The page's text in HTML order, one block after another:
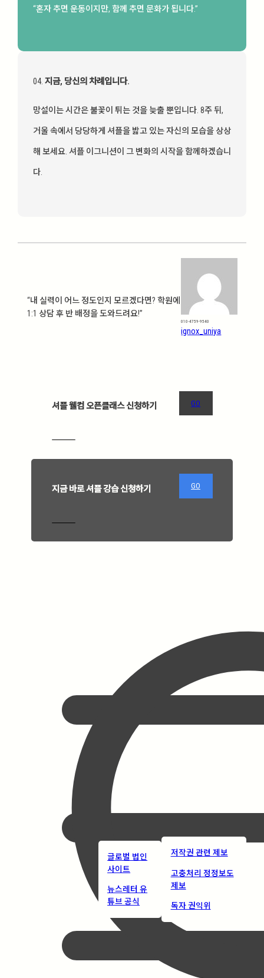
“혼자 추면 운동이지만, 함께 추면 문화가 됩니다.”
04. 지금, 당신의 차례입니다.
망설이는 시간은 불꽃이 튀는 것을 늦출 뿐입니다. 8주 뒤,
거울 속에서 당당하게 셔플을 밟고 있는 자신의 모습을 상상
해 보세요. 셔플 이그니션이 그 변화의 시작을 함께하겠습니
다.
“내 실력이 어느 정도인지 모르겠다면? 학원에
1:1 상담 후 반 배정을 도와드려요!”
010-4759-9540
ignox_uniya
셔플 웰컴 오픈클래스 신청하기 GO
지금 바로 셔플 강습 신청하기 GO
글로벌 법인
사이트
뉴스레터 유
튜브 공식
저작권 관련 제보
고충처리 정정보도
제보
독자 권익위